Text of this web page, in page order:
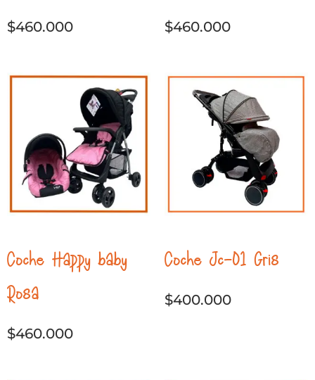
$460.000 $460.000
Coche Happy baby
Rosa
$460.000
Coche Jc-01 Gris
$400.000